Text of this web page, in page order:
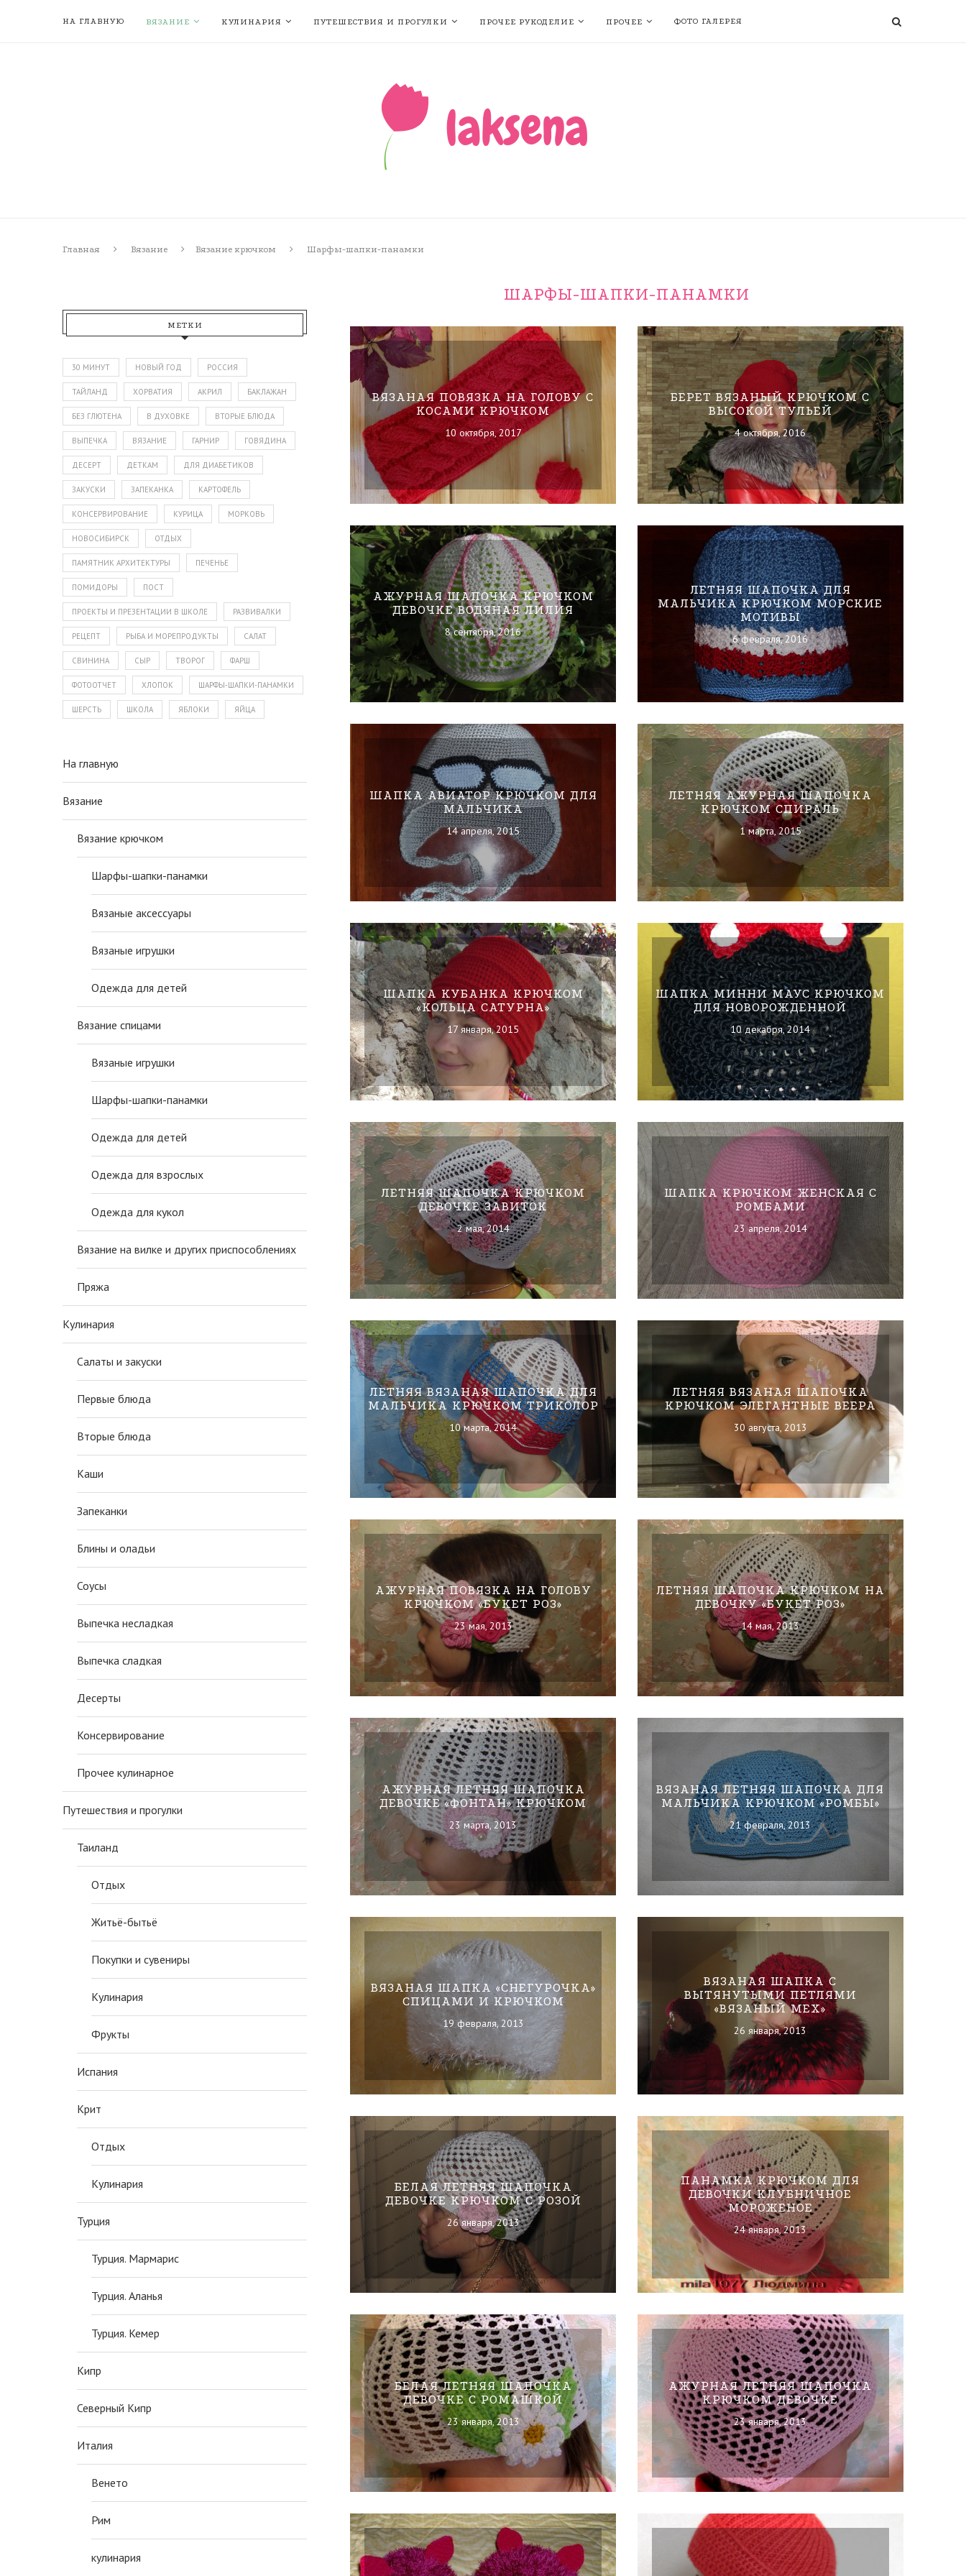
НА ГЛАВНУЮ ВЯЗАНИЕ КУЛИНАРИЯ ПУТЕШЕСТВИЯ И ПРОГУЛКИ ПРОЧЕЕ РУКОДЕЛИЕ ПРОЧЕЕ ФОТО ГАЛЕРЕЯ
Главная Вязание Вязание крючком Шарфы-шапки-панамки
ШАРФЫ-ШАПКИ-ПАНАМКИ
ВЯЗАНАЯ ПОВЯЗКА НА ГОЛОВУ С
КОСАМИ КРЮЧКОМ
10 октября, 2017
БЕРЕТ ВЯЗАНЫЙ КРЮЧКОМ С
ВЫСОКОЙ ТУЛЬЕЙ
4 октября, 2016
АЖУРНАЯ ШАПОЧКА КРЮЧКОМ
ДЕВОЧКЕ ВОДЯНАЯ ЛИЛИЯ
8 сентября, 2016
ЛЕТНЯЯ ШАПОЧКА ДЛЯ
МАЛЬЧИКА КРЮЧКОМ МОРСКИЕ
МОТИВЫ
6 февраля, 2016
ШАПКА АВИАТОР КРЮЧКОМ ДЛЯ
МАЛЬЧИКА
14 апреля, 2015
ЛЕТНЯЯ АЖУРНАЯ ШАПОЧКА
КРЮЧКОМ СПИРАЛЬ
1 марта, 2015
ШАПКА КУБАНКА КРЮЧКОМ
«КОЛЬЦА САТУРНА»
17 января, 2015
ШАПКА МИННИ МАУС КРЮЧКОМ
ДЛЯ НОВОРОЖДЕННОЙ
10 декабря, 2014
ЛЕТНЯЯ ШАПОЧКА КРЮЧКОМ
ДЕВОЧКЕ ЗАВИТОК
2 мая, 2014
ШАПКА КРЮЧКОМ ЖЕНСКАЯ С
РОМБАМИ
23 апреля, 2014
ЛЕТНЯЯ ВЯЗАНАЯ ШАПОЧКА ДЛЯ
МАЛЬЧИКА КРЮЧКОМ ТРИКОЛОР
10 марта, 2014
ЛЕТНЯЯ ВЯЗАНАЯ ШАПОЧКА
КРЮЧКОМ ЭЛЕГАНТНЫЕ ВЕЕРА
30 августа, 2013
АЖУРНАЯ ПОВЯЗКА НА ГОЛОВУ
КРЮЧКОМ «БУКЕТ РОЗ»
23 мая, 2013
ЛЕТНЯЯ ШАПОЧКА КРЮЧКОМ НА
ДЕВОЧКУ «БУКЕТ РОЗ»
14 мая, 2013
АЖУРНАЯ ЛЕТНЯЯ ШАПОЧКА
ДЕВОЧКЕ «ФОНТАН» КРЮЧКОМ
23 марта, 2013
ВЯЗАНАЯ ЛЕТНЯЯ ШАПОЧКА ДЛЯ
МАЛЬЧИКА КРЮЧКОМ «РОМБЫ»
21 февраля, 2013
ВЯЗАНАЯ ШАПКА «СНЕГУРОЧКА»
СПИЦАМИ И КРЮЧКОМ
19 февраля, 2013
ВЯЗАНАЯ ШАПКА С
ВЫТЯНУТЫМИ ПЕТЛЯМИ
«ВЯЗАНЫЙ МЕХ»
26 января, 2013
БЕЛАЯ ЛЕТНЯЯ ШАПОЧКА
ДЕВОЧКЕ КРЮЧКОМ С РОЗОЙ
26 января, 2013
ПАНАМКА КРЮЧКОМ ДЛЯ
ДЕВОЧКИ КЛУБНИЧНОЕ
МОРОЖЕНОЕ
24 января, 2013
БЕЛАЯ ЛЕТНЯЯ ШАПОЧКА
ДЕВОЧКЕ С РОМАШКОЙ
23 января, 2013
АЖУРНАЯ ЛЕТНЯЯ ШАПОЧКА
КРЮЧКОМ ДЕВОЧКЕ
23 января, 2013
МЕТКИ
30 МИНУТ НОВЫЙ ГОД РОССИЯ
ТАЙЛАНД ХОРВАТИЯ АКРИЛ БАКЛАЖАН
БЕЗ ГЛЮТЕНА В ДУХОВКЕ ВТОРЫЕ БЛЮДА
ВЫПЕЧКА ВЯЗАНИЕ ГАРНИР ГОВЯДИНА
ДЕСЕРТ ДЕТКАМ ДЛЯ ДИАБЕТИКОВ
ЗАКУСКИ ЗАПЕКАНКА КАРТОФЕЛЬ
КОНСЕРВИРОВАНИЕ КУРИЦА МОРКОВЬ
НОВОСИБИРСК ОТДЫХ
ПАМЯТНИК АРХИТЕКТУРЫ ПЕЧЕНЬЕ
ПОМИДОРЫ ПОСТ
ПРОЕКТЫ И ПРЕЗЕНТАЦИИ В ШКОЛЕ РАЗВИВАЛКИ
РЕЦЕПТ РЫБА И МОРЕПРОДУКТЫ САЛАТ
СВИНИНА СЫР ТВОРОГ ФАРШ
ФОТООТЧЕТ ХЛОПОК ШАРФЫ-ШАПКИ-ПАНАМКИ
ШЕРСТЬ ШКОЛА ЯБЛОКИ ЯЙЦА
На главную
Вязание
Вязание крючком
Шарфы-шапки-панамки
Вязаные аксессуары
Вязаные игрушки
Одежда для детей
Вязание спицами
Вязаные игрушки
Шарфы-шапки-панамки
Одежда для детей
Одежда для взрослых
Одежда для кукол
Вязание на вилке и других приспособлениях
Пряжа
Кулинария
Салаты и закуски
Первые блюда
Вторые блюда
Каши
Запеканки
Блины и оладьи
Соусы
Выпечка несладкая
Выпечка сладкая
Десерты
Консервирование
Прочее кулинарное
Путешествия и прогулки
Таиланд
Отдых
Житьё-бытьё
Покупки и сувениры
Кулинария
Фрукты
Испания
Крит
Отдых
Кулинария
Турция
Турция. Мармарис
Турция. Аланья
Турция. Кемер
Кипр
Северный Кипр
Италия
Венето
Рим
кулинария